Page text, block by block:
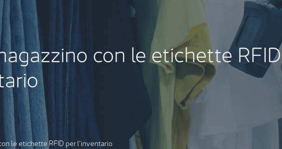
con le etichette RFID
le etichette RFID per l’inventario